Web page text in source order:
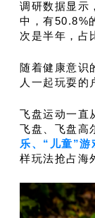
调研数据显示，
中，有50.8%
次是半年，占
随着健康意识
人一起玩耍的
飞盘运动一直
飞盘、飞盘高
乐、“儿童”游
样玩法抢占海